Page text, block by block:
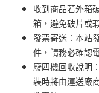
收到商品若外箱
箱，避免破片或
發票寄送：本站
件，請務必確認
廢四機回收說明
裝時將由運送廠